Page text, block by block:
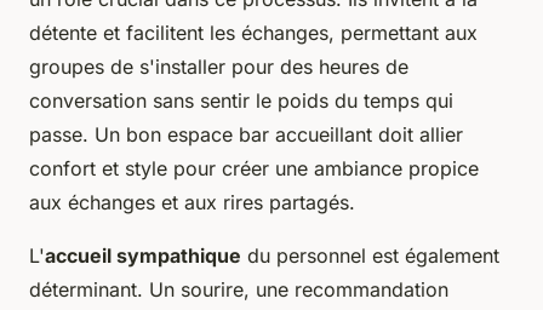
détente et facilitent les échanges, permettant aux
groupes de s'installer pour des heures de
conversation sans sentir le poids du temps qui
passe. Un bon espace bar accueillant doit allier
confort et style pour créer une ambiance propice
aux échanges et aux rires partagés.
L'accueil sympathique du personnel est également
déterminant. Un sourire, une recommandation